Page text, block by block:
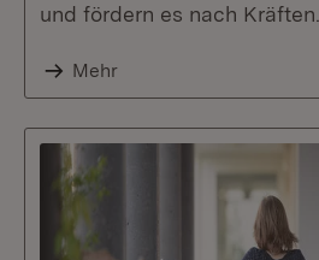
und fördern es nach Kräften.
Mehr